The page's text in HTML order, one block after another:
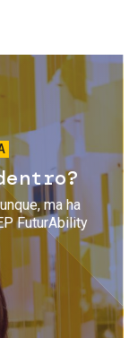
ma ha
FuturAbility